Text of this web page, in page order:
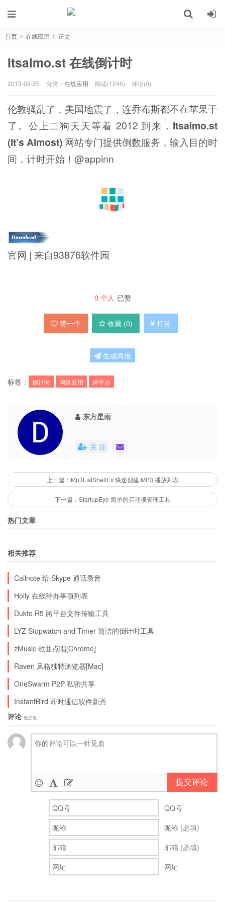
首页 > 在线应用 > 正文
Itsalmo.st 在线倒计时
2013-02-25 分类： 在线应用 阅读(1245) 评论(0)
伦敦骚乱了，美国地震了，连乔布斯都不在苹果干
了。公上二狗天天等着 2012 到来， Itsalmo.st
(It’s Almost) 网站专门提供倒数服务，输入目的时
间，计时开始！@appinn
官网 | 来自93876软件园
0 个人 已赞
赞一个 收藏 (0) 打赏
生成海报
标签： 倒计时 网络应用 跨平台
东方星雨
关 注
上一篇：Mp3ListShellEx 快速创建 MP3 播放列表
下一篇：StartupEye 简单的启动项管理工具
热门文章
相关推荐
Callnote 给 Skype 通话录音
Holly 在线待办事项列表
Dukto R5 跨平台文件传输工具
LYZ Stopwatch and Timer 简洁的倒计时工具
zMusic 歌曲点唱[Chrome]
Raven 风格独特浏览器[Mac]
OneSwarm P2P 私密共享
InstantBird 即时通信软件新秀
评论 抢沙发
提交评论
QQ号
昵称 (必填)
邮箱 (必填)
网址